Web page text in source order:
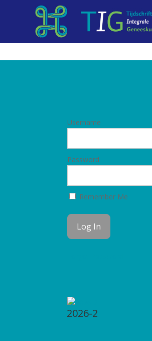
Username
Password
Remember Me
2026-2